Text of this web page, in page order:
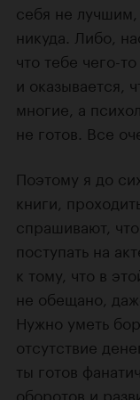
себя не лучшим,
никуда. Либо,
что тебе чего-
и оказывается,
многие, а
не готов. Все
Поэтому я до
книги,
спрашивают,
поступать на
к тому, что в
не обещано,
Нужно уметь
отсутствие
ты готов
оборотов и